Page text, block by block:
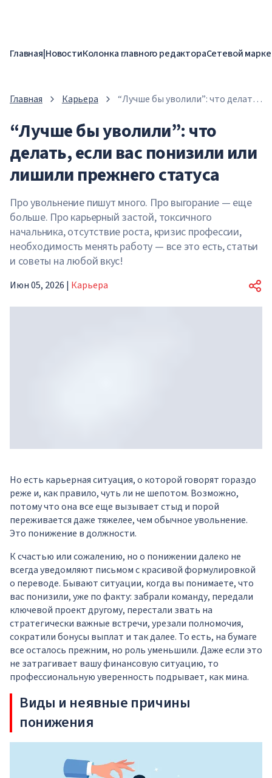
Главная|НовостиКолонка главного редактораСетевой
Главная Карьера
“Лучше бы уволили”: что делать,
прежнего статуса
“Лучше бы уволили”: что
делать, если вас понизили или
лишили прежнего статуса
Про увольнение пишут много. Про выгорание — еще
больше. Про карьерный застой, токсичного
начальника, отсутствие роста, кризис профессии,
необходимость менять работу — все это есть, статьи
и советы на любой вкус!
Июн 05, 2026 | Карьера
Но есть карьерная ситуация, о которой говорят гораздо
реже и, как правило, чуть ли не шепотом. Возможно,
потому что она все еще вызывает стыд и порой
переживается даже тяжелее, чем обычное увольнение.
Это понижение в должности.
К счастью или сожалению, но о понижении далеко не
всегда уведомляют письмом с красивой формулировкой
о переводе. Бывают ситуации, когда вы понимаете, что
вас понизили, уже по факту: забрали команду, передали
ключевой проект другому, перестали звать на
стратегически важные встречи, урезали полномочия,
сократили бонусы выплат и так далее. То есть, на бумаге
все осталось прежним, но роль уменьшили. Даже если это
не затрагивает вашу финансовую ситуацию, то
профессиональную уверенность подрывает, как мина.
Виды и неявные причины
понижения